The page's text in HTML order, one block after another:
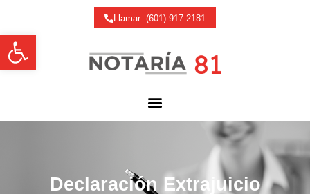
Abrir barra de herramientas
Llamar: (601) 917 2181
Declaración Extrajuicio